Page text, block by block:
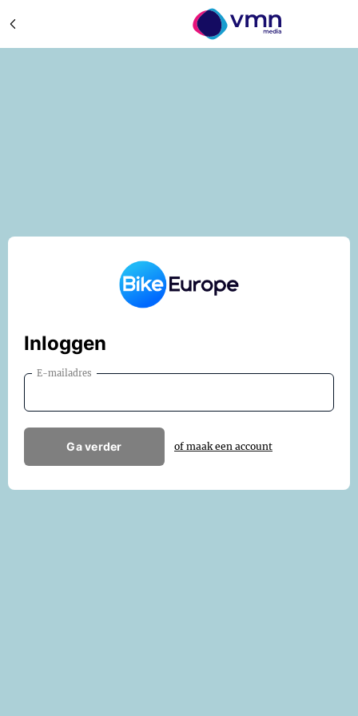
Inloggen
E-mailadres
Ga verder of maak een account